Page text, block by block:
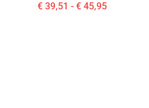
€ 39,51 - € 45,95